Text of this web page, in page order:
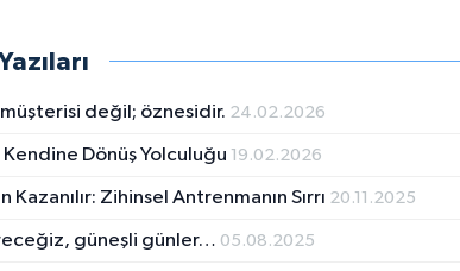
değil; öznesidir. 24.02.2026
Kendine Dönüş Yolculuğu 19.02.2026
Kazanılır: Zihinsel Antrenmanın Sırrı 20.11.2025
güneşli günler… 05.08.2025